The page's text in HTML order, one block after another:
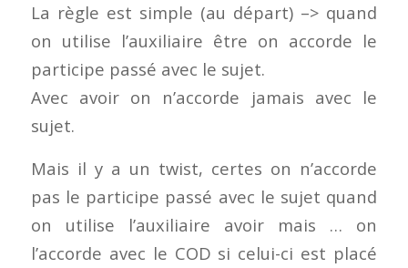
La règle est simple (au départ) –> quand
on utilise l’auxiliaire être on accorde le
participe passé avec le sujet.
Avec avoir on n’accorde jamais avec le
sujet.
Mais il y a un twist, certes on n’accorde
pas le participe passé avec le sujet quand
on utilise l’auxiliaire avoir mais … on
l’accorde avec le COD si celui-ci est placé